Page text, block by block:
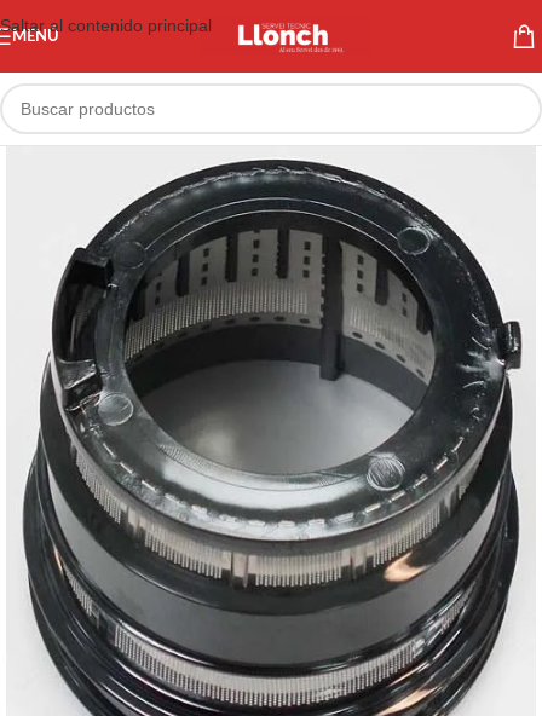
Saltar al contenido principal
MENÚ